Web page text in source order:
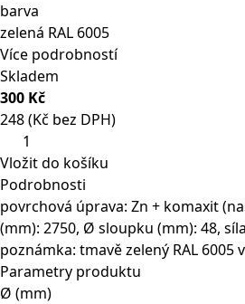
barva
zelená RAL 6005
Více podrobností
Skladem
300 Kč
248 (Kč bez DPH)
Sloupek
Ø
48
mm
zelený
2750
mm
množství
Vložit do košíku
Podrobnosti
povrchová úprava: Zn + komaxit
(mm): 2750, Ø sloupku (mm): 48,
poznámka: tmavě zelený RAL 6005
Parametry produktu
Ø (mm)